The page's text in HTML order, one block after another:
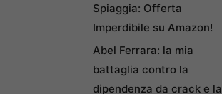
Spiaggia: Offerta
Imperdibile su Amazon!
Abel Ferrara: la mia
battaglia contro la
dipendenza da crack e la